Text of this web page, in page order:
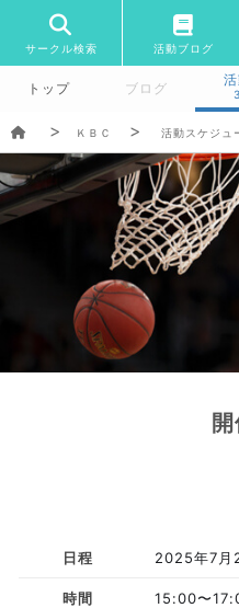
サークル検索 活動ブログ
トップ ブログ
ＫＢＣ 活動スケジュ
日程 2025年7月
時間 15:00〜